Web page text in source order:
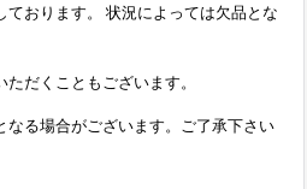
おります。 状況によっては欠品とな
だくこともございます。
なる場合がございます。ご了承下さい